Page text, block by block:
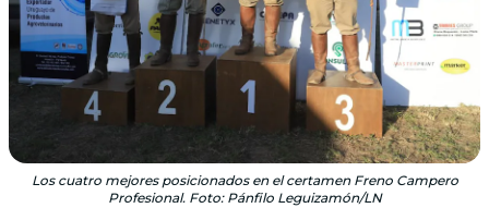
Los cuatro mejores posicionados en el certamen Freno Campero
Profesional. Foto: Pánfilo Leguizamón/LN